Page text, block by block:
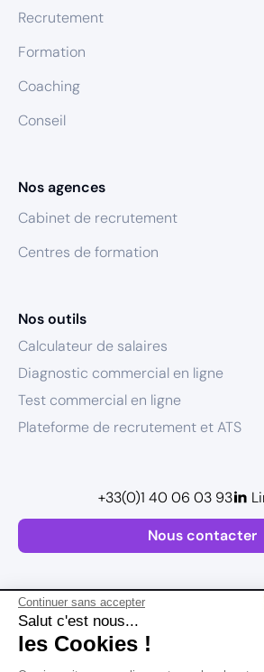
Continuer sans accepter
Salut c'est nous...
les Cookies !
Recrutement
Formation
Coaching
Conseil
Nos agences
Cabinet de recrutement
Centres de formation
Nos outils
Calculateur de salaires
Diagnostic commercial en ligne
Test commercial en ligne
Plateforme de recrutement et ATS
Nous contacter
+33(0)1 40 06 03 93